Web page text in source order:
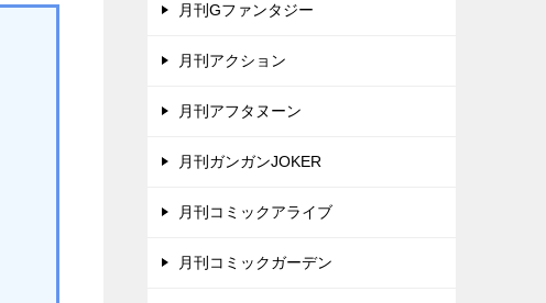
月刊Gファンタジー
月刊アクション
月刊アフタヌーン
月刊ガンガンJOKER
月刊コミックアライブ
月刊コミックガーデン